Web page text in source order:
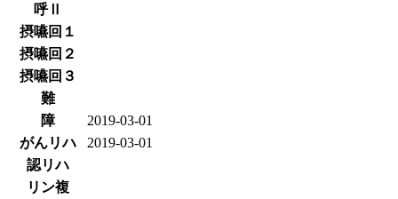
呼Ⅱ
摂嚥回１
摂嚥回２
摂嚥回３
難
障
2019-03-01
がんリハ
2019-03-01
認リハ
リン複